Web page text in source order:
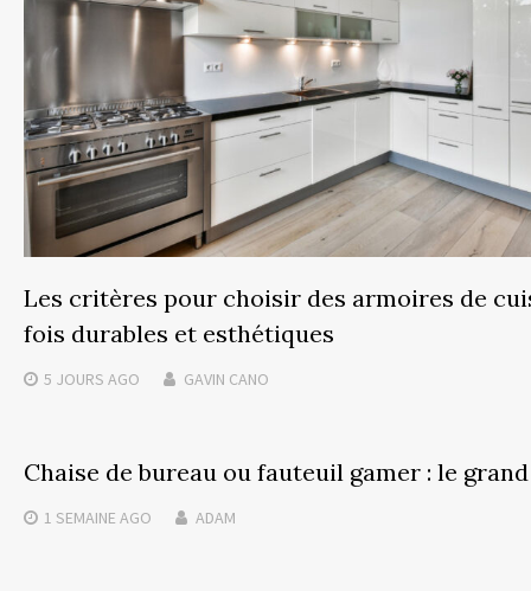
Les critères pour choisir des armoires de
fois durables et esthétiques
5 JOURS AGO GAVIN CANO
Chaise de bureau ou fauteuil gamer : le
1 SEMAINE AGO ADAM